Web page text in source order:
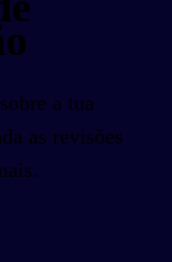
a tua
as revisões